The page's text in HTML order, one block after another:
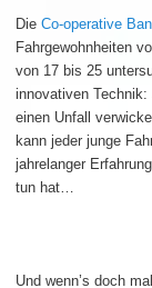
Die Co-operative
Fahrgewohnheiten
von 17 bis 25
innovativen Technik:
einen Unfall
kann jeder junge
jahrelanger
tun hat…
Und wenn’s doch